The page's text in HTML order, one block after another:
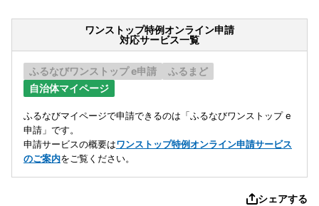
ワンストップ特例オンライン申請
対応サービス一覧
ふるなびワンストップ e申請
ふるまど
自治体マイページ
ふるなびマイページで申請できるのは「ふるなびワンストップ e
申請」です。
申請サービスの概要はワンストップ特例オンライン申請サービス
のご案内をご覧ください。
シェアする